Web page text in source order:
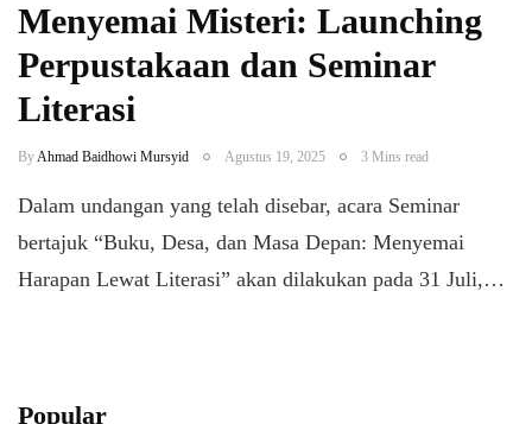
Menyemai Misteri: Launching
Perpustakaan dan Seminar
Literasi
ByAhmad Baidhowi Mursyid Agustus 19, 2025 3 Mins read
Dalam undangan yang telah disebar, acara Seminar
bertajuk “Buku, Desa, dan Masa Depan: Menyemai
Harapan Lewat Literasi” akan dilakukan pada 31 Juli,…
Popular